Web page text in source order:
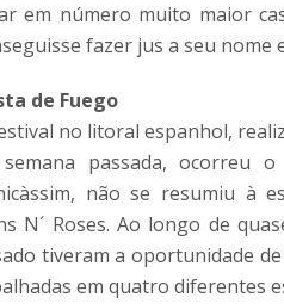
em número muito maior
fazer jus a seu nome
de Fuego
no litoral espanhol,
passada, ocorreu
não se resumiu à
N´ Roses. Ao longo de
tiveram a oportunidade
em quatro diferentes